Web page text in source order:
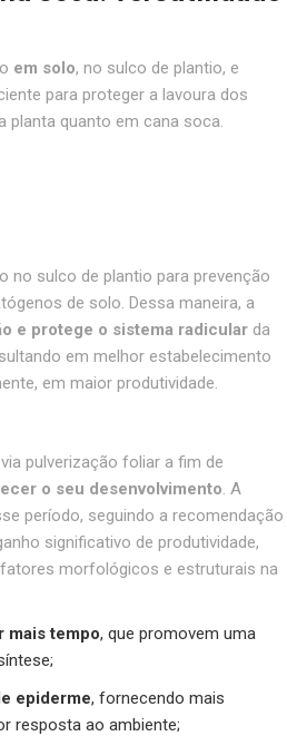
em solo, no sulco de plantio, e
para proteger a lavoura dos
planta quanto em cana soca.
no sulco de plantio para prevenção
de solo. Dessa maneira, a
e protege o sistema radicular da
em melhor estabelecimento
em maior produtividade.
pulverização foliar a fim de
o seu desenvolvimento. A
período, seguindo a recomendação
significativo de produtividade,
morfológicos e estruturais na
mais tempo, que promovem uma
epiderme, fornecendo mais
resposta ao ambiente;